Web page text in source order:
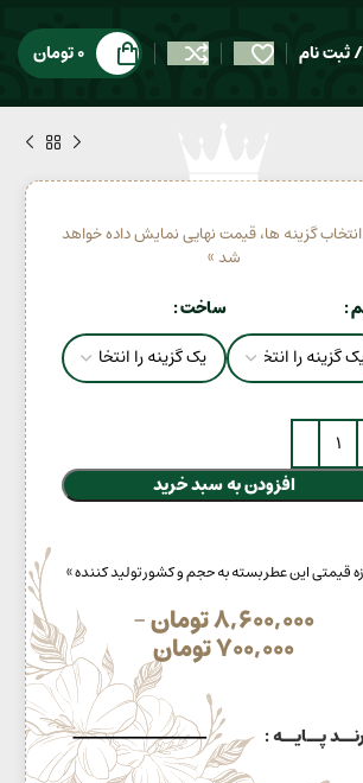
ثبت نام 0تومان
انتخاب گزینه ها، قیمت نهایی نمایش داده خواهد
شد »
ساخت
افزودن به سبد خرید
قیمتی این عطر بسته به حجم و کشور تولید کننده »
8,600,000تومان–
700,000تومان
پــایــه :